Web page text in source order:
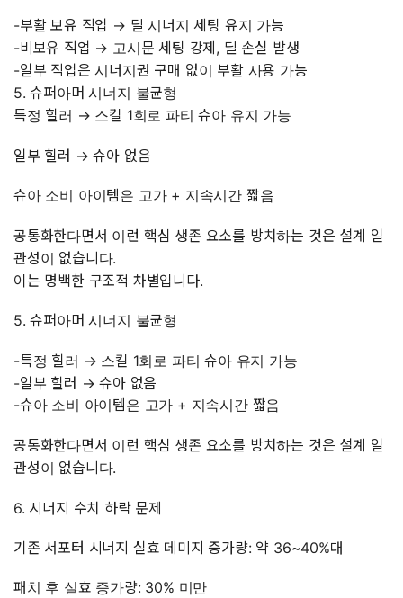
-부활 보유 직업 → 딜 시너지 세팅 유지 가능
-비보유 직업 → 고시문 세팅 강제, 딜 손실 발생
-일부 직업은 시너지권 구매 없이 부활 사용 가능
5. 슈퍼아머 시너지 불균형
특정 힐러 → 스킬 1회로 파티 슈아 유지 가능
일부 힐러 → 슈아 없음
슈아 소비 아이템은 고가 + 지속시간 짧음
공통화한다면서 이런 핵심 생존 요소를 방치하는 것은 설계 일
관성이 없습니다.
이는 명백한 구조적 차별입니다.
5. 슈퍼아머 시너지 불균형
-특정 힐러 → 스킬 1회로 파티 슈아 유지 가능
-일부 힐러 → 슈아 없음
-슈아 소비 아이템은 고가 + 지속시간 짧음
공통화한다면서 이런 핵심 생존 요소를 방치하는 것은 설계 일
관성이 없습니다.
6. 시너지 수치 하락 문제
기존 서포터 시너지 실효 데미지 증가량: 약 36~40%대
패치 후 실효 증가량: 30% 미만